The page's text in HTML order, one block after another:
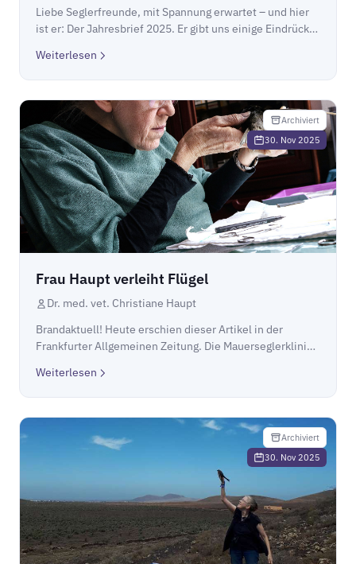
Liebe Seglerfreunde, mit Spannung erwartet – und hier
ist er: Der Jahresbrief 2025. Er gibt uns einige Eindrücke
Mauerseglerklinik. Wir hoffen er gefäl...
Weiterlesen
Archiviert
30. Nov 2025
Frau Haupt verleiht Flügel
Dr. med. vet. Christiane Haupt
Brandaktuell! Heute erschien dieser Artikel in der
Frankfurter Allgemeinen Zeitung. Die Mauerseglerklinik
Zukunft.Frau Haupt verleiht Flügel
Weiterlesen
Archiviert
30. Nov 2025